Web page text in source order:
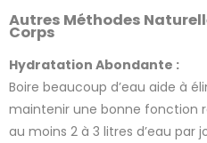
Autres Méthodes
Corps
Hydratation Abondante :
Boire beaucoup d’eau aide à
maintenir une bonne fonction
au moins 2 à 3 litres d’eau par